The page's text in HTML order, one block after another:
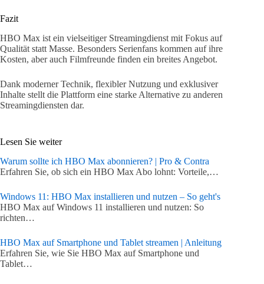
Fazit
HBO Max ist ein vielseitiger Streamingdienst mit Fokus auf
Qualität statt Masse. Besonders Serienfans kommen auf ihre
Kosten, aber auch Filmfreunde finden ein breites Angebot.
Dank moderner Technik, flexibler Nutzung und exklusiver
Inhalte stellt die Plattform eine starke Alternative zu anderen
Streamingdiensten dar.
Lesen Sie weiter
Warum sollte ich HBO Max abonnieren? | Pro & Contra
Erfahren Sie, ob sich ein HBO Max Abo lohnt: Vorteile,…
Windows 11: HBO Max installieren und nutzen – So geht's
HBO Max auf Windows 11 installieren und nutzen: So
richten…
HBO Max auf Smartphone und Tablet streamen | Anleitung
Erfahren Sie, wie Sie HBO Max auf Smartphone und
Tablet…